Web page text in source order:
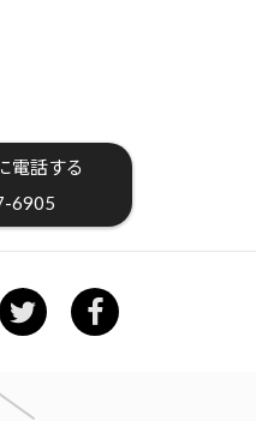
電話する
6905